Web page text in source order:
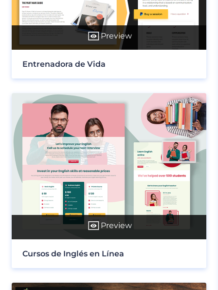
Preview
Entrenadora de Vida
Preview
Cursos de Inglés en Línea